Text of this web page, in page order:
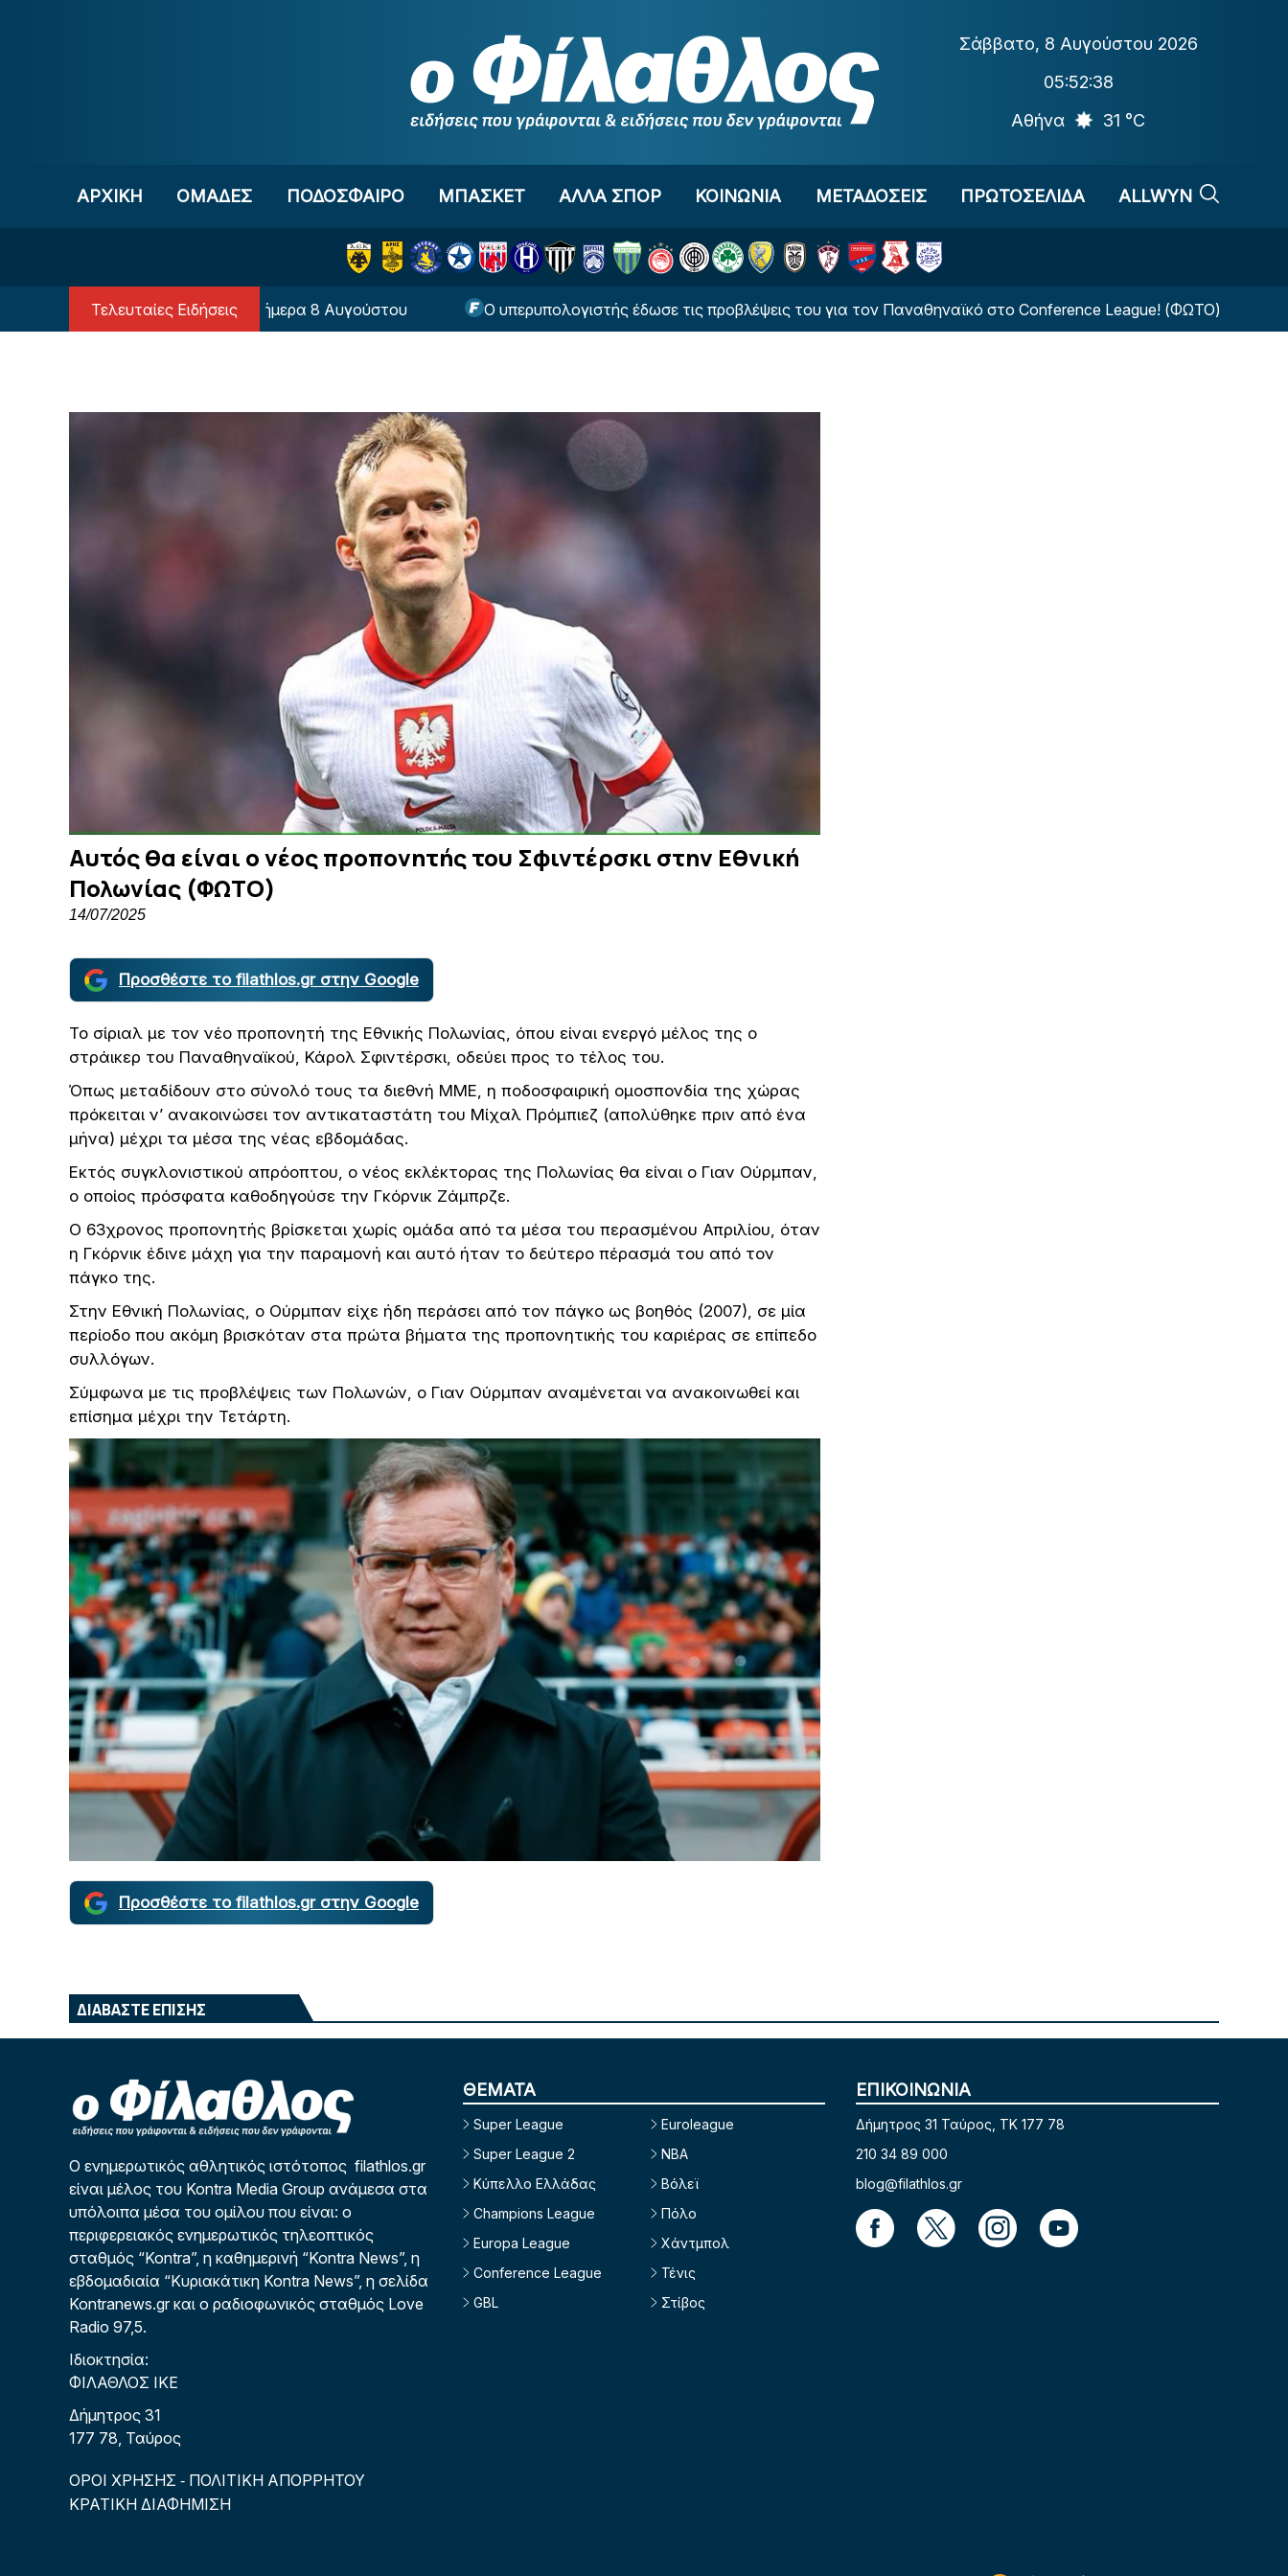
Σάββατο, 8 Αυγούστου 2026
05:52:39
Αθήνα
31 °C
ΑΡΧΙΚΗ OΜΑΔΕΣ ΠΟΔΟΣΦΑΙΡΟ ΜΠΑΣΚΕΤ ΑΛΛΑ ΣΠΟΡ ΚΟΙΝΩΝΙΑ ΜΕΤΑΔΟΣΕΙΣ ΠΡΩΤΟΣΕΛΙΔΑ ALLWYN
Τελευταίες Ειδήσεις
Ποιοι γιορτάζουν σήμερα 8 Αυγούστου Ο υπερυπολογιστής έδωσε τις προβλέψεις του για τον Παναθηναϊκό στο Conference League! (ΦΩΤΟ) Νέο
Αυτός θα είναι ο νέος προπονητής του Σφιντέρσκι στην Εθνική
Πολωνίας (ΦΩΤΟ)
14/07/2025
Προσθέστε το filathlos.gr στην Google
Το σίριαλ με τον νέο προπονητή της Εθνικής Πολωνίας, όπου είναι ενεργό μέλος της ο
στράικερ του Παναθηναϊκού, Κάρολ Σφιντέρσκι, οδεύει προς το τέλος του.
Όπως μεταδίδουν στο σύνολό τους τα διεθνή ΜΜΕ, η ποδοσφαιρική ομοσπονδία της χώρας
πρόκειται ν’ ανακοινώσει τον αντικαταστάτη του Μίχαλ Πρόμπιεζ (απολύθηκε πριν από ένα
μήνα) μέχρι τα μέσα της νέας εβδομάδας.
Εκτός συγκλονιστικού απρόοπτου, ο νέος εκλέκτορας της Πολωνίας θα είναι ο Γιαν Ούρμπαν,
ο οποίος πρόσφατα καθοδηγούσε την Γκόρνικ Ζάμπρζε.
Ο 63χρονος προπονητής βρίσκεται χωρίς ομάδα από τα μέσα του περασμένου Απριλίου, όταν
η Γκόρνικ έδινε μάχη για την παραμονή και αυτό ήταν το δεύτερο πέρασμά του από τον
πάγκο της.
Στην Εθνική Πολωνίας, ο Ούρμπαν είχε ήδη περάσει από τον πάγκο ως βοηθός (2007), σε μία
περίοδο που ακόμη βρισκόταν στα πρώτα βήματα της προπονητικής του καριέρας σε επίπεδο
συλλόγων.
Σύμφωνα με τις προβλέψεις των Πολωνών, ο Γιαν Ούρμπαν αναμένεται να ανακοινωθεί και
επίσημα μέχρι την Τετάρτη.
Προσθέστε το filathlos.gr στην Google
ΔΙΑΒΑΣΤΕ ΕΠΙΣΗΣ
Ο ενημερωτικός αθλητικός ιστότοπος filathlos.gr
είναι μέλος του Kontra Media Group ανάμεσα στα
υπόλοιπα μέσα του ομίλου που είναι: ο
περιφερειακός ενημερωτικός τηλεοπτικός
σταθμός “Kontra”, η καθημερινή “Kontra News”, η
εβδομαδιαία “Κυριακάτικη Kontra News”, η σελίδα
Kontranews.gr και ο ραδιοφωνικός σταθμός Love
Radio 97,5.
Ιδιοκτησία:
ΦΙΛΑΘΛΟΣ ΙΚΕ
Δήμητρος 31
177 78, Ταύρος
ΟΡΟΙ ΧΡΗΣΗΣ - ΠΟΛΙΤΙΚΗ ΑΠΟΡΡΗΤΟΥ
ΚΡΑΤΙΚΗ ΔΙΑΦΗΜΙΣΗ
ΘΕΜΑΤΑ
Super League
Super League 2
Κύπελλο Ελλάδας
Champions League
Europa League
Conference League
GBL
Euroleague
NBA
Βόλεϊ
Πόλο
Χάντμπολ
Τένις
Στίβος
ΕΠΙΚΟΙΝΩΝΙΑ
Δήμητρος 31 Ταύρος, TK 177 78
210 34 89 000
blog@filathlos.gr